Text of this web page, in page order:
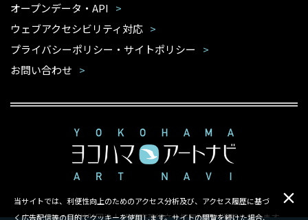
当サイトでは、利便性向上のためのアクセス分析及び、アクセス履歴に基づ
く広告配信等の目的でクッキーを使用します。サイトの閲覧を続けた場合、
オープンデータ・API
ウェブアクセシビリティ対応
プライバシーポリシー・サイトポリシー
お問い合わせ
本サイトは公益財団法人 横浜市芸術文化振興財団が運営しています